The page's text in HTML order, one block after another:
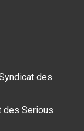
des
des Serious